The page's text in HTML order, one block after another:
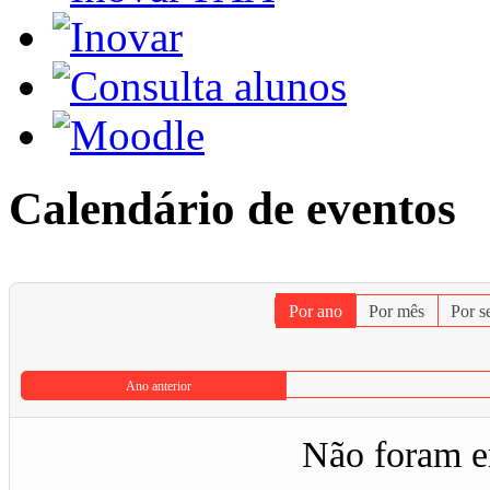
Calendário de eventos
Por ano Por mês Por
Ano anterior
Não foram